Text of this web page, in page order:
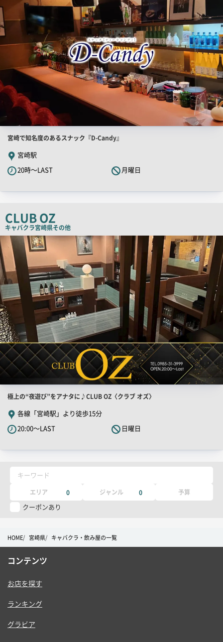
像
店
舗
PR
キ
コ
ピ
ー
宮崎で知名度のあるスナック『D-Candy』
宮崎駅
20時～LAST
月曜日
CLUB OZ
キャバクラ宮崎県その他
店
舗
PR
画
像
店
舗
PR
キ
チ
ー
極上の“夜遊び”をアナタに♪CLUB OZ〈クラブ オズ〉
各線「宮崎駅」より徒歩15分
20:00～LAST
日曜日
キーワード
エリア 0 ジャンル 0 予算
クーポンあり
HOME 宮崎県 キャバクラ・飲み屋の一覧
コンテンツ
お店を探す
ランキング
グラビア